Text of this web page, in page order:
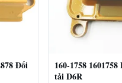
Đối
160-1758
tải D6R